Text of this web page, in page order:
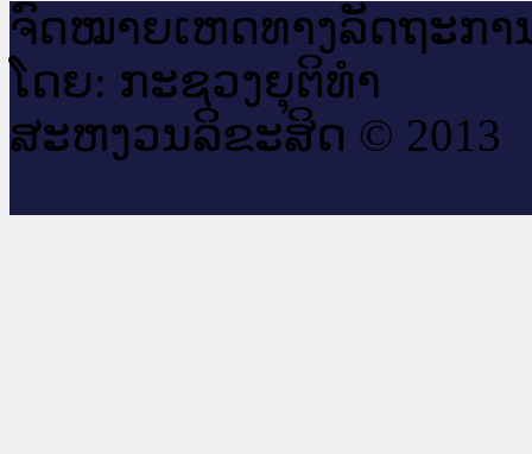
ຈົດ​ໝາຍ​ເຫດ​ທາງ​ລັດ​ຖະ​ກາ
ໂດຍ: ກະ​ຊວງຍຸ​ຕິ​ທຳ
ສະ​ຫງວນ​ລິ​ຂະ​ສິດ © 2013